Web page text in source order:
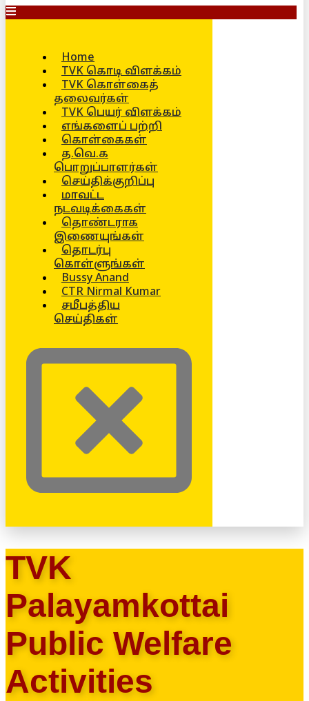
Home
TVK கொடி விளக்கம்
TVK கொள்கைத்
தலைவர்கள்
TVK பெயர் விளக்கம்
எங்களைப் பற்றி
கொள்கைகள்
த.வெ.க
பொறுப்பாளர்கள்
செய்திக்குறிப்பு
மாவட்ட
நடவடிக்கைகள்
தொண்டராக
இணையுங்கள்
தொடர்பு
கொள்ளுங்கள்
Bussy Anand
CTR Nirmal Kumar
சமீபத்திய
செய்திகள்
TVK
Palayamkottai
Public Welfare
Activities